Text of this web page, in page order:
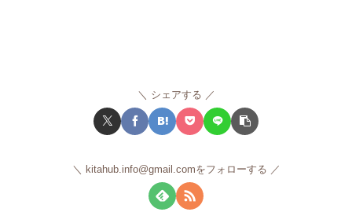
シェアする
kitahub.info@gmail.comをフォローする